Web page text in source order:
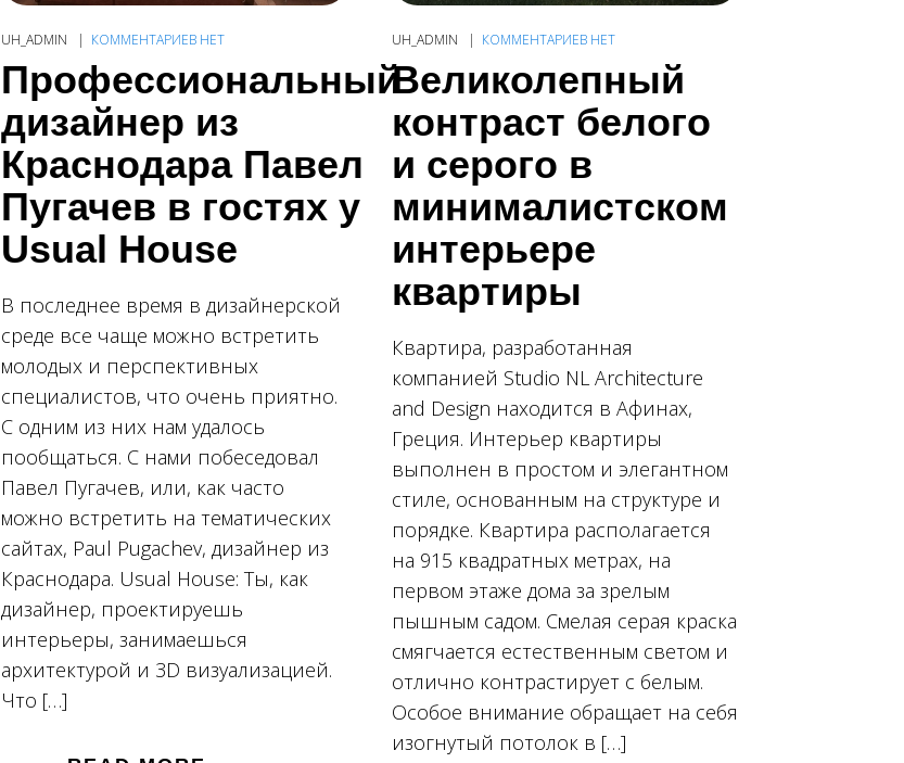
UH_ADMIN КОММЕНТАРИЕВ НЕТ
Профессиональный
дизайнер из
Краснодара Павел
Пугачев в гостях у
Usual House
В последнее время в дизайнерской
среде все чаще можно встретить
молодых и перспективных
специалистов, что очень приятно.
С одним из них нам удалось
пообщаться. С нами побеседовал
Павел Пугачев, или, как часто
можно встретить на тематических
сайтах, Paul Pugachev, дизайнер из
Краснодара. Usual House: Ты, как
дизайнер, проектируешь
интерьеры, занимаешься
архитектурой и 3D визуализацией.
Что […]
UH_ADMIN КОММЕНТАРИЕВ НЕТ
Великолепный
контраст белого
и серого в
минималистском
интерьере
квартиры
Квартира, разработанная
компанией Studio NL Architecture
and Design находится в Афинах,
Греция. Интерьер квартиры
выполнен в простом и элегантном
стиле, основанным на структуре и
порядке. Квартира располагается
на 915 квадратных метрах, на
первом этаже дома за зрелым
пышным садом. Смелая серая краска
смягчается естественным светом и
отлично контрастирует с белым.
Особое внимание обращает на себя
изогнутый потолок в […]